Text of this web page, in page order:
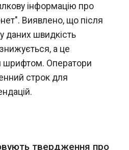
закордонних
ОАЕ заборонило
поїздки до Ірану,
та Лівану. Таке
з'явилось на
відомства в
Х . "У зв'язку з
подіями,
закордонних
повернутися якомога
військ з трьох
присутності у
інформацію про
Виявлено, що після
даних швидкість
а це
шрифтом. Оператори
строк для
твердження про